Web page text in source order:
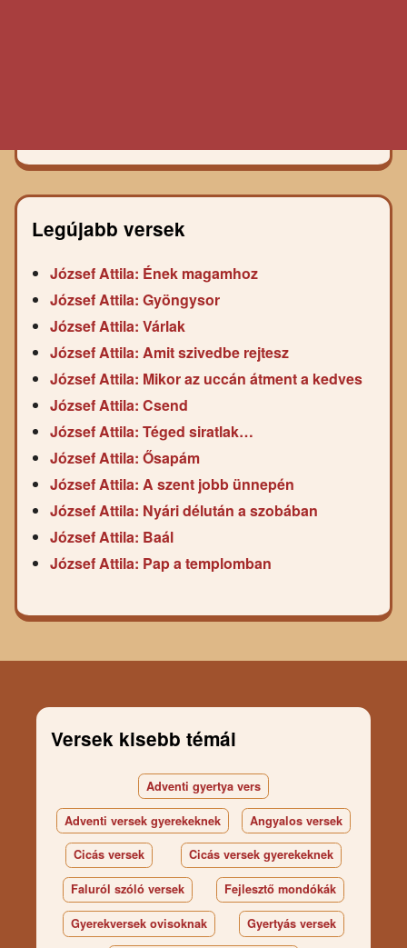
Legújabb versek
József Attila: Ének magamhoz
József Attila: Gyöngysor
József Attila: Várlak
József Attila: Amit szivedbe rejtesz
József Attila: Mikor az uccán átment a kedves
József Attila: Csend
József Attila: Téged siratlak…
József Attila: Ősapám
József Attila: A szent jobb ünnepén
József Attila: Nyári délután a szobában
József Attila: Baál
József Attila: Pap a templomban
Versek kisebb témái
Adventi gyertya vers
Adventi versek gyerekeknek Angyalos versek
Cicás versek Cicás versek gyerekeknek
Faluról szóló versek Fejlesztő mondókák
Gyerekversek ovisoknak Gyertyás versek